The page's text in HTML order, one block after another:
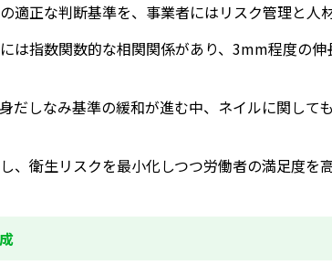
適正な判断基準を、事業者にはリスク管理と人
は指数関数的な相関関係があり、3mm程度の
だしなみ基準の緩和が進む中、ネイルに関し
、衛生リスクを最小化しつつ労働者の満足度を